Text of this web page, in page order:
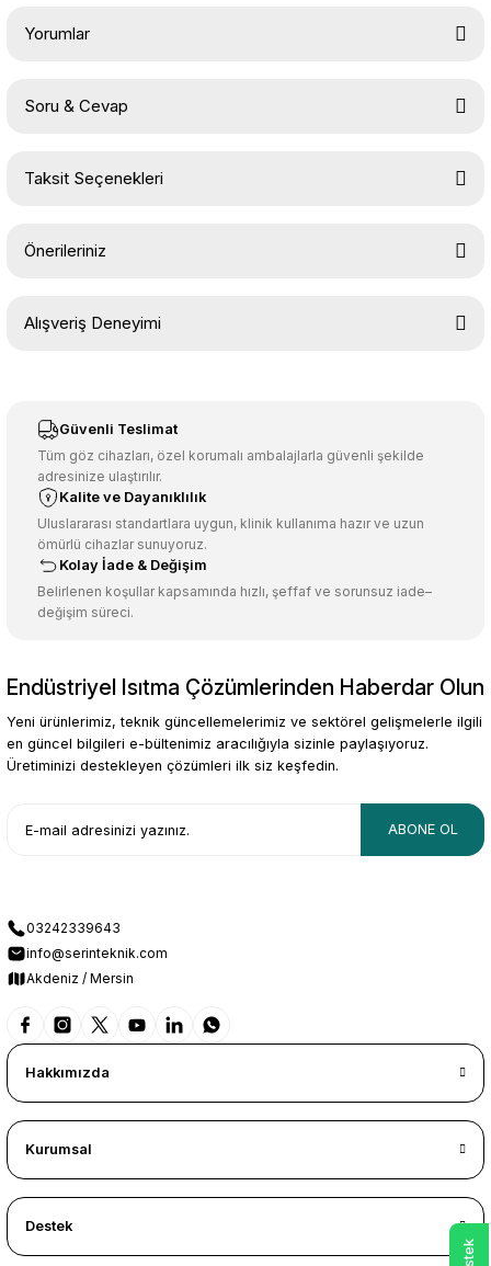
Yorumlar
Soru & Cevap
Taksit Seçenekleri
Önerileriniz
konularda yetersiz gördüğünüz noktaları öneri formunu kullanarak
Ürün resmi kalitesiz, bozuk veya görüntülenemiyor.
Ürün açıklamasında eksik bilgiler bulunuyor.
Ürün bilgilerinde hatalar bulunuyor.
Ürün fiyatı diğer sitelerden daha pahalı.
Bu ürüne benzer farklı alternatifler olmalı.
Gönder
Alışveriş Deneyimi
Güvenli Teslimat
Tüm göz cihazları, özel korumalı ambalajlarla güvenli şekilde
adresinize ulaştırılır.
Kalite ve Dayanıklılık
Uluslararası standartlara uygun, klinik kullanıma hazır ve uzun
ömürlü cihazlar sunuyoruz.
Kolay İade & Değişim
Belirlenen koşullar kapsamında hızlı, şeffaf ve sorunsuz iade–
değişim süreci.
Endüstriyel Isıtma Çözümlerinden Haberdar Olun
Yeni ürünlerimiz, teknik güncellemelerimiz ve sektörel gelişmelerle ilgili
en güncel bilgileri e-bültenimiz aracılığıyla sizinle paylaşıyoruz.
Üretiminizi destekleyen çözümleri ilk siz keşfedin.
ABONE OL
03242339643
info@serinteknik.com
Akdeniz / Mersin
Hakkımızda
Kurumsal
Destek